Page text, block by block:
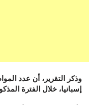
وذكر التقرير، أن عدد
إسبانيا، خلال الفترة المذكور،